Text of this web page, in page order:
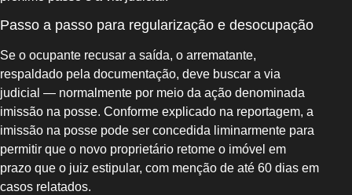
Passo a passo para regularização e desocupação
Se o ocupante recusar a saída, o arrematante,
respaldado pela documentação, deve buscar a via
judicial — normalmente por meio da ação denominada
imissão na posse. Conforme explicado na reportagem, a
imissão na posse pode ser concedida liminarmente para
permitir que o novo proprietário retome o imóvel em
prazo que o juiz estipular, com menção de até 60 dias em
casos relatados.